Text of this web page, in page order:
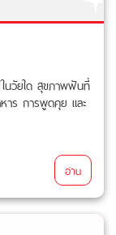
นวัยใด สุขภาพฟันที่
าร การพูดคุย และ
อ่าน